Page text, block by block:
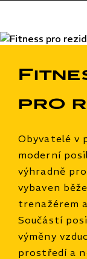
pro
Obyvatelé v
moderní
výhradně
vybaven
trenažérem
Součástí
výměny
prostředí a